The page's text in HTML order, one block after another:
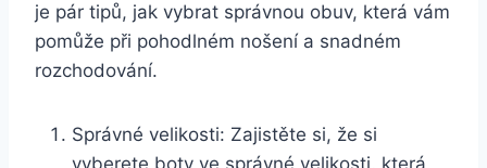
je ​pár tipů, ⁢jak vybrat správnou obuv, ‌která vám
pomůže při pohodlném nošení a snadném
rozchodování.
Správné velikosti: Zajistěte si, že si